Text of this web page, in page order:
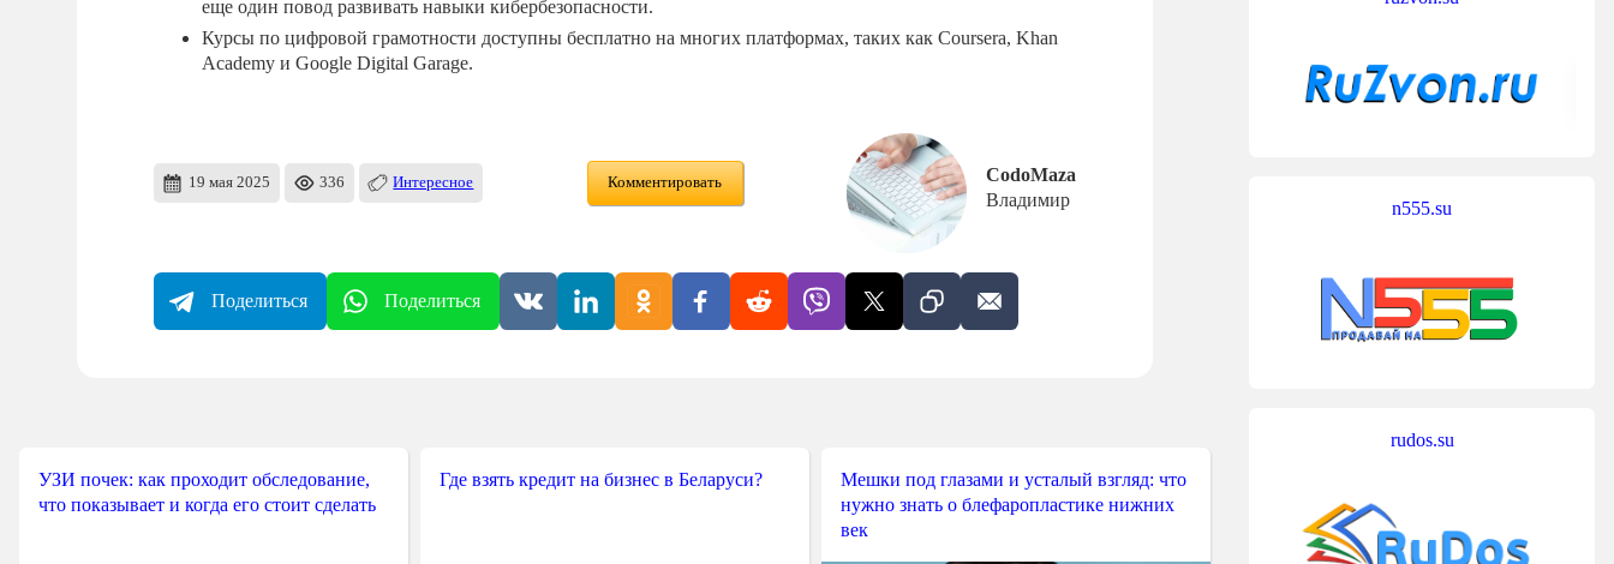
еще один повод развивать навыки кибербезопасности.
Курсы по цифровой грамотности доступны бесплатно на многих платформах, таких как Coursera, Khan
Academy и Google Digital Garage.
19 мая 2025 336 Интересное Комментировать
CodoMaza
Владимир
Поделиться Поделиться
УЗИ почек: как проходит обследование,
что показывает и когда его стоит сделать
Где взять кредит на бизнес в Беларуси?
Мешки под глазами и усталый взгляд: что
нужно знать о блефаропластике нижних
век
n555.su
rudos.su